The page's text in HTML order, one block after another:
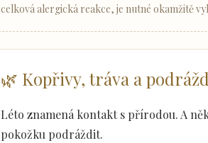
celková alergická reakce, je nutné okamžitě
🌿 Kopřivy, tráva a
Léto znamená kontakt s přírodou. A
pokožku podráždit.